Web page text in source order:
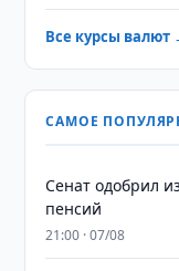
Все курсы валют
САМОЕ
Сенат одобрил
пенсий
21:00 · 07/08